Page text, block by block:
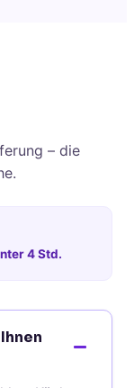
– die
4 Std.